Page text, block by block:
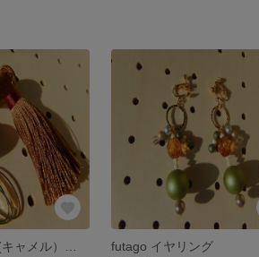
futago イヤリング